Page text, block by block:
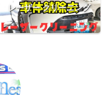
レーザー クリーニング